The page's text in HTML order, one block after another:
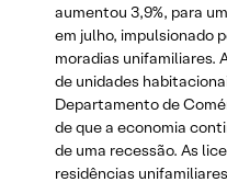
aumentou 3,9%, para
em julho, impulsionado
moradias unifamiliares.
de unidades
Departamento de
de que a economia
de uma recessão. As
residências